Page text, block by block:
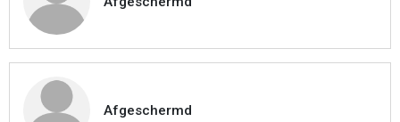
Afgeschermd